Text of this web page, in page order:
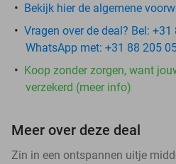
Bekijk hier de algemene
Vragen over de deal? Bel:
WhatsApp met: +31 88 205
Koop zonder zorgen, want
verzekerd (meer info)
Meer over deze deal
Zin in een ontspannen uitje